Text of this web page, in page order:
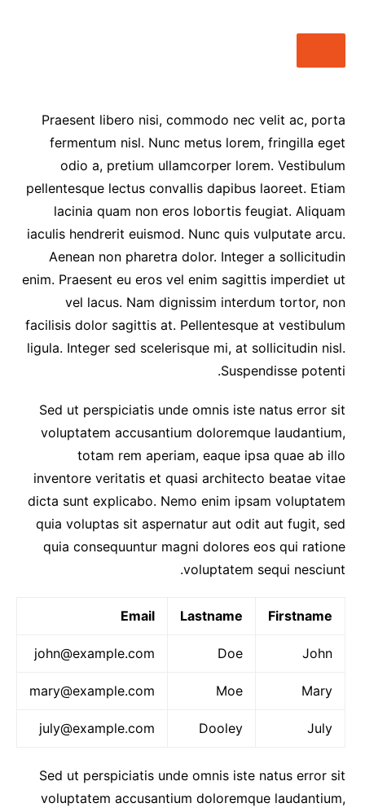
Praesent libero nisi, commodo nec velit ac, porta
fermentum nisl. Nunc metus lorem, fringilla eget
odio a, pretium ullamcorper lorem. Vestibulum
pellentesque lectus convallis dapibus laoreet. Etiam
lacinia quam non eros lobortis feugiat. Aliquam
iaculis hendrerit euismod. Nunc quis vulputate arcu.
Aenean non pharetra dolor. Integer a sollicitudin
enim. Praesent eu eros vel enim sagittis imperdiet ut
vel lacus. Nam dignissim interdum tortor, non
facilisis dolor sagittis at. Pellentesque at vestibulum
ligula. Integer sed scelerisque mi, at sollicitudin nisl.
Suspendisse potenti.
Sed ut perspiciatis unde omnis iste natus error sit
voluptatem accusantium doloremque laudantium,
totam rem aperiam, eaque ipsa quae ab illo
inventore veritatis et quasi architecto beatae vitae
dicta sunt explicabo. Nemo enim ipsam voluptatem
quia voluptas sit aspernatur aut odit aut fugit, sed
quia consequuntur magni dolores eos qui ratione
voluptatem sequi nesciunt.
Firstname
Lastname
Email
John
Doe
john@example.com
Mary
Moe
mary@example.com
July
Dooley
july@example.com
Sed ut perspiciatis unde omnis iste natus error sit
voluptatem accusantium doloremque laudantium,